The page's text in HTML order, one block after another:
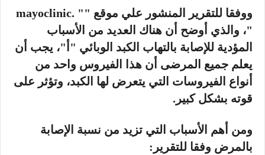
ووفقا للتقرير المنشور علي موقع "" .mayoclinic
"، والذي أوضح أن هناك العديد من الأسباب
المؤدية للإصابة بالتهاب الكبد الوبائي "أ"، يجب أن
يعلم جميع المرضى أن هذا الفيروس واحد من
أنواع الفيروسات التي يتعرض لها الكبد، وتؤثر على
قوته بشكل كبير.
ومن أهم الأسباب التي تزيد من نسبة الإصابة
بالمرض وفقا للتقرير: